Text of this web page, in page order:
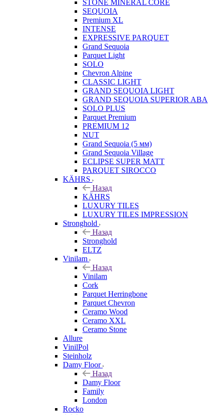
STONE MINERAL CORE
SEQUOIA
Premium XL
INTENSE
EXPRESSIVE PARQUET
Grand Sequoia
Parquet Light
SOLO
Chevron Alpine
CLASSIC LIGHT
GRAND SEQUOIA LIGHT
GRAND SEQUOIA SUPERIOR ABA
SOLO PLUS
Parquet Premium
PREMIUM 12
NUT
Grand Sequoia (5 мм)
Grand Sequoia Village
ECLIPSE SUPER MATT
PARQUET SIROCCO
KÄHRS
Назад
KÄHRS
LUXURY TILES
LUXURY TILES IMPRESSION
Stronghold
Назад
Stronghold
ELTZ
Vinilam
Назад
Vinilam
Cork
Parquet Herringbone
Parquet Chevron
Ceramo Wood
Ceramo XXL
Ceramo Stone
Allure
VinilPol
Steinholz
Damy Floor
Назад
Damy Floor
Family
London
Rocko